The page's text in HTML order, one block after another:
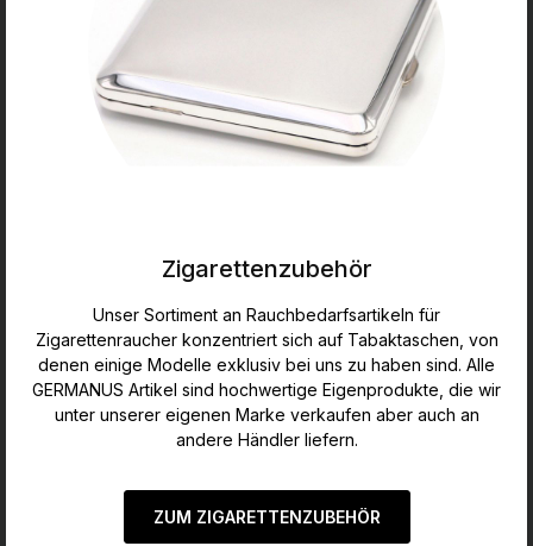
Zigarettenzubehör
Unser Sortiment an Rauchbedarfsartikeln für
Zigarettenraucher konzentriert sich auf Tabaktaschen, von
denen einige Modelle exklusiv bei uns zu haben sind. Alle
GERMANUS Artikel sind hochwertige Eigenprodukte, die wir
unter unserer eigenen Marke verkaufen aber auch an
andere Händler liefern.
ZUM ZIGARETTENZUBEHÖR